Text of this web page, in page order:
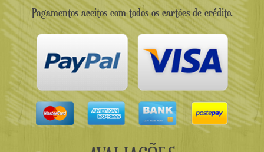
Pagamentos aceitos com todos os cartões de crédito.